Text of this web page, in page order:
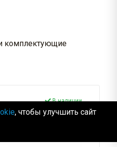
комплектующие
В наличии
Арт.: 01.CH005999
, чтобы улучшить сайт